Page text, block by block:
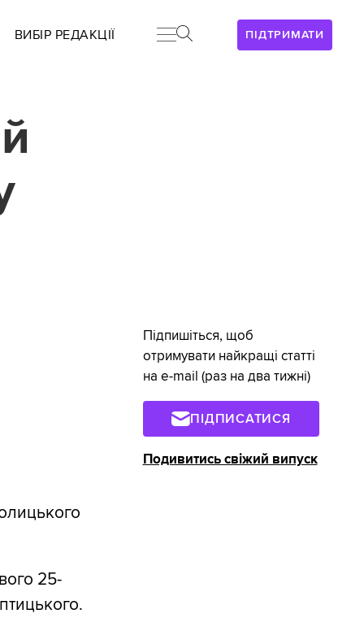
ПІДТРИМАТИ
ВИБІР РЕДАКЦІЇ
25-
Підпишіться, щоб
отримувати найкращі статті
на e-mail (раз на два тижні)
ПІДПИСАТИСЯ
Подивитись свіжий випуск